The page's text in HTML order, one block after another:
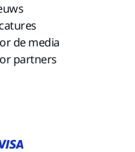
de media
partners